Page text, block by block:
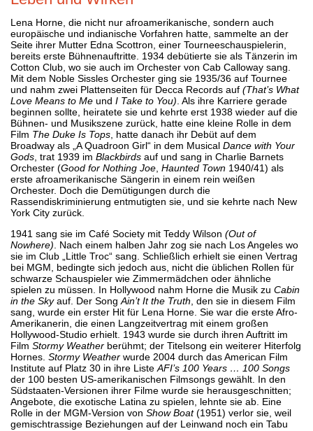
Lena Horne, die nicht nur afroamerikanische, sondern auch
europäische und indianische Vorfahren hatte, sammelte an der
Seite ihrer Mutter Edna Scottron, einer Tourneeschauspielerin,
bereits erste Bühnenauftritte. 1934 debütierte sie als Tänzerin im
Cotton Club, wo sie auch im Orchester von Cab Calloway sang.
Mit dem Noble Sissles Orchester ging sie 1935/36 auf Tournee
und nahm zwei Plattenseiten für Decca Records auf (That’s What
Love Means to Me und I Take to You) . Als ihre Karriere gerade
beginnen sollte, heiratete sie und kehrte erst 1938 wieder auf die
Bühnen- und Musikszene zurück, hatte eine kleine Rolle in dem
Film The Duke Is Tops , hatte danach ihr Debüt auf dem
Broadway als „A Quadroon Girl“ in dem Musical Dance with Your
Gods , trat 1939 im Blackbirds auf und sang in Charlie Barnets
Orchester (Good for Nothing Joe Haunted Town 1940/41) als
erste afroamerikanische Sängerin in einem rein weißen
Orchester. Doch die Demütigungen durch die
Rassendiskriminierung entmutigten sie, und sie kehrte nach New
York City zurück.
1941 sang sie im Café Society mit Teddy Wilson (Out of
Nowhere) . Nach einem halben Jahr zog sie nach Los Angeles wo
sie im Club „Little Troc“ sang. Schließlich erhielt sie einen Vertrag
bei MGM, bedingte sich jedoch aus, nicht die üblichen Rollen für
schwarze Schauspieler wie Zimmermädchen oder ähnliche
spielen zu müssen. In Hollywood nahm Horne die Musik zu Cabin
in the Skyauf. Der Song Ain’t It the Truth , den sie in diesem Film
sang, wurde ein erster Hit für Lena Horne. Sie war die erste Afro-
Amerikanerin, die einen Langzeitvertrag mit einem großen
Hollywood-Studio erhielt. 1943 wurde sie durch ihren Auftritt im
Film Stormy Weather berühmt; der Titelsong ein weiterer Hiterfolg
Hornes. Stormy Weather wurde 2004 durch das American Film
Institute auf Platz 30 in ihre Liste AFI’s 100 Years … 100 Songs
der 100 besten US-amerikanischen Filmsongs gewählt. In den
Südstaaten-Versionen ihrer Filme wurde sie herausgeschnitten;
Angebote, die exotische Latina zu spielen, lehnte sie ab. Eine
Rolle in der MGM-Version von Show Boat(1951) verlor sie, weil
gemischtrassige Beziehungen auf der Leinwand noch ein Tabu